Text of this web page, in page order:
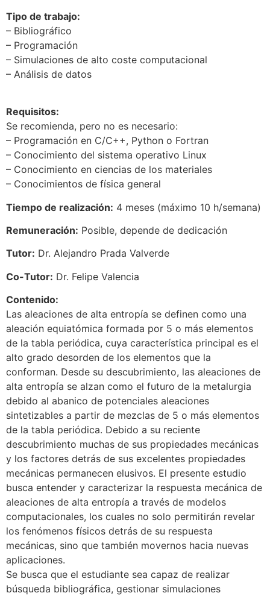
Tipo de trabajo:
– Bibliográfico
– Programación
– Simulaciones de alto coste computacional
– Análisis de datos
Requisitos:
Se recomienda, pero no es necesario:
– Programación en C/C++, Python o Fortran
– Conocimiento del sistema operativo Linux
– Conocimiento en ciencias de los materiales
– Conocimientos de física general
Tiempo de realización: 4 meses (máximo 10 h/semana)
Remuneración: Posible, depende de dedicación
Tutor: Dr. Alejandro Prada Valverde
Co-Tutor: Dr. Felipe Valencia
Contenido:
Las aleaciones de alta entropía se definen como una
aleación equiatómica formada por 5 o más elementos
de la tabla periódica, cuya característica principal es el
alto grado desorden de los elementos que la
conforman. Desde su descubrimiento, las aleaciones de
alta entropía se alzan como el futuro de la metalurgia
debido al abanico de potenciales aleaciones
sintetizables a partir de mezclas de 5 o más elementos
de la tabla periódica. Debido a su reciente
descubrimiento muchas de sus propiedades mecánicas
y los factores detrás de sus excelentes propiedades
mecánicas permanecen elusivos. El presente estudio
busca entender y caracterizar la respuesta mecánica de
aleaciones de alta entropía a través de modelos
computacionales, los cuales no solo permitirán revelar
los fenómenos físicos detrás de su respuesta
mecánicas, sino que también movernos hacia nuevas
aplicaciones.
Se busca que el estudiante sea capaz de realizar
búsqueda bibliográfica, gestionar simulaciones